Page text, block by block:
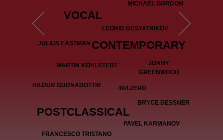
JULIUS EASTMAN
PAVEL KARMANOV
MICHAEL GORDON
404.ZERO
BRYCE DESSNER
MARTIN KOHLSTEDT
LEONID DESYATNIKOV
VOCAL
FRANCESCO TRISTANO
POSTCLASSICAL
HILDUR GUDNADOTTIR
JONNY
GREENWOOD
CONTEMPORARY
CAROLINE SHAW